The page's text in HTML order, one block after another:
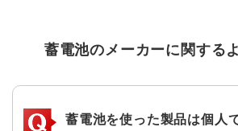
蓄電池のメーカーに関する
蓄電池を使った製品は個人